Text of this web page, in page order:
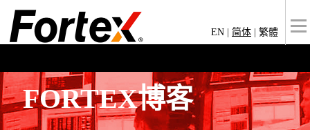
EN 简体 繁體
FORTEX博客